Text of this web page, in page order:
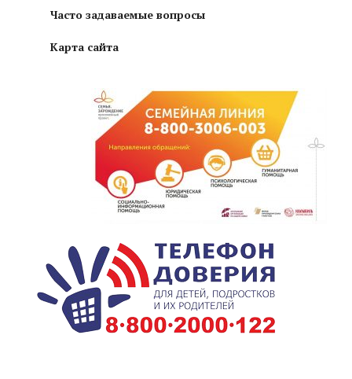
Часто задаваемые вопросы
Карта сайта